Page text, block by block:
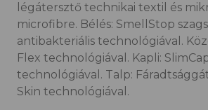
légátersztő technikai textil és
microfibre. Bélés: SmellStop
antibakteriális technológiával.
Flex technológiával. Kapli:
technológiával. Talp:
Skin technológiával.